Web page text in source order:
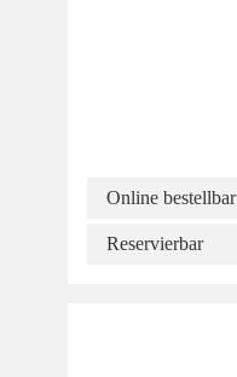
Online bestellbar
Reservierbar